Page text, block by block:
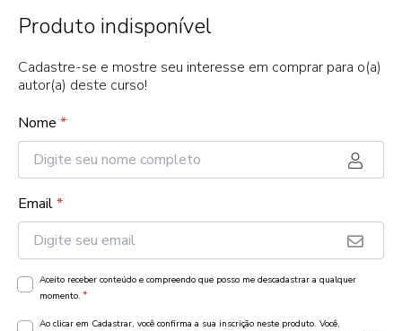
Produto indisponível
Cadastre-se e mostre seu interesse em comprar para o(a)
autor(a) deste curso!
Nome *
Email*
Aceito receber conteúdo e compreendo que posso me descadastrar a qualquer
momento. *
Ao clicar em Cadastrar, você confirma a sua inscrição neste produto. Você,